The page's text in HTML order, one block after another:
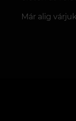
Már alig